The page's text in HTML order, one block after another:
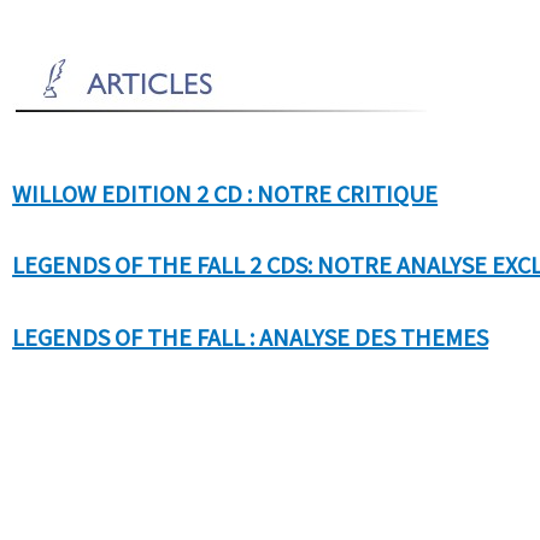
WILLOW EDITION 2 CD : NOTRE CRITIQUE
LEGENDS OF THE FALL 2 CDS: NOTRE ANALYSE
LEGENDS OF THE FALL : ANALYSE DES THEMES